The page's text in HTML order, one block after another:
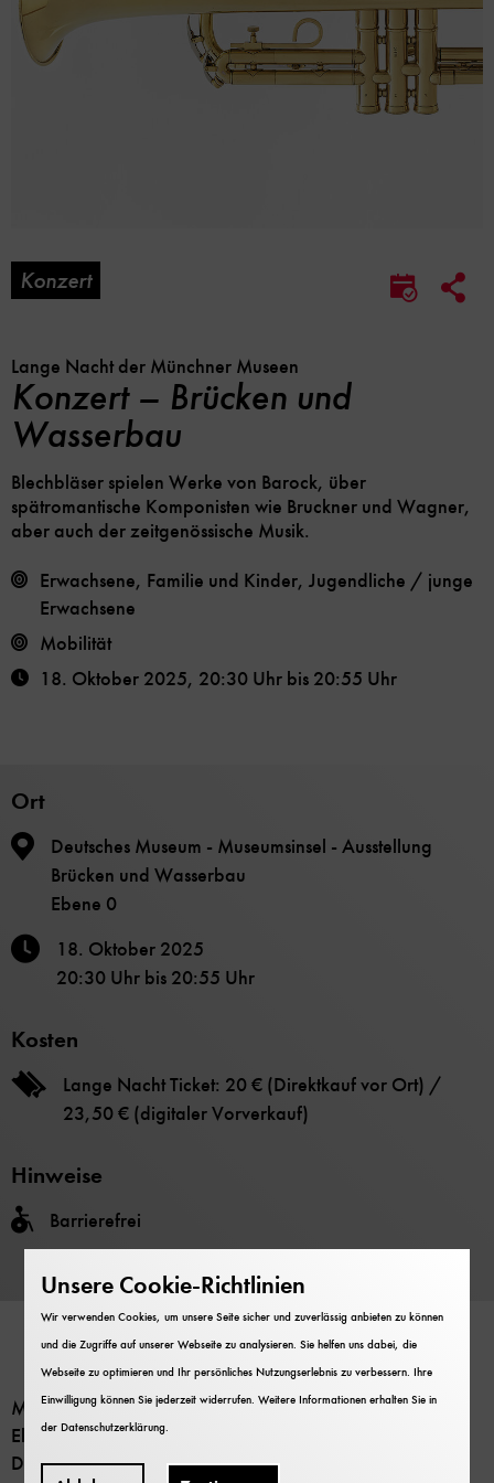
Konzert
Lange Nacht der Münchner Museen
Konzert – Brücken und
Wasserbau
Blechbläser spielen Werke von Barock, über
spätromantische Komponisten wie Bruckner und Wagner,
aber auch der zeitgenössische Musik.
Erwachsene, Familie und Kinder, Jugendliche / junge
Erwachsene
Mobilität
18. Oktober 2025, 20:30 Uhr bis 20:55 Uhr
Ort
Deutsches Museum - Museumsinsel - Ausstellung
Brücken und Wasserbau
Ebene 0
18. Oktober 2025
20:30 Uhr bis 20:55 Uhr
Kosten
Lange Nacht Ticket: 20 € (Direktkauf vor Ort) /
23,50 € (digitaler Vorverkauf)
Hinweise
Barrierefrei
Mario Martos Nieto, Trompete Nico Samitz, Trompete
Elmar Spier, Posaune
Damien Lingard, Posaune
Unsere Cookie-Richtlinien
Wir verwenden Cookies, um unsere Seite sicher und zuverlässig anbieten zu können
und die Zugriffe auf unserer Webseite zu analysieren. Sie helfen uns dabei, die
Webseite zu optimieren und Ihr persönliches Nutzungserlebnis zu verbessern. Ihre
Einwilligung können Sie jederzeit widerrufen. Weitere Informationen erhalten Sie in
derDatenschutzerklärung.